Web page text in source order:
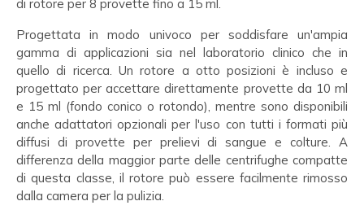
di rotore per 8 provette fino a 15 ml.
Progettata in modo univoco per soddisfare un'ampia
gamma di applicazioni sia nel laboratorio clinico che in
quello di ricerca. Un rotore a otto posizioni è incluso e
progettato per accettare direttamente provette da 10 ml
e 15 ml (fondo conico o rotondo), mentre sono disponibili
anche adattatori opzionali per l'uso con tutti i formati più
diffusi di provette per prelievi di sangue e colture. A
differenza della maggior parte delle centrifughe compatte
di questa classe, il rotore può essere facilmente rimosso
dalla camera per la pulizia.